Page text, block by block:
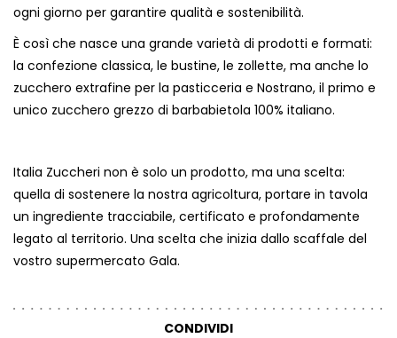
ogni giorno per garantire qualità e sostenibilità.
È così che nasce una grande varietà di prodotti e formati:
la confezione classica, le bustine, le zollette, ma anche lo
zucchero extrafine per la pasticceria e Nostrano, il primo e
unico zucchero grezzo di barbabietola 100% italiano.
Italia Zuccheri non è solo un prodotto, ma una scelta:
quella di sostenere la nostra agricoltura, portare in tavola
un ingrediente tracciabile, certificato e profondamente
legato al territorio. Una scelta che inizia dallo scaffale del
vostro supermercato Gala.
CONDIVIDI